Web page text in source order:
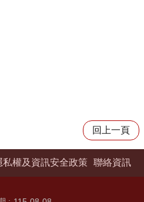
回上一頁
私權及資訊安全政策 聯絡資訊